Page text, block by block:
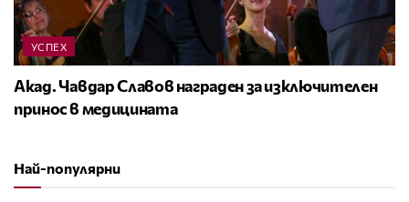
УСПЕХ
Акад. Чавдар Славов награден за изключителен
принос в медицината
Най-популярни